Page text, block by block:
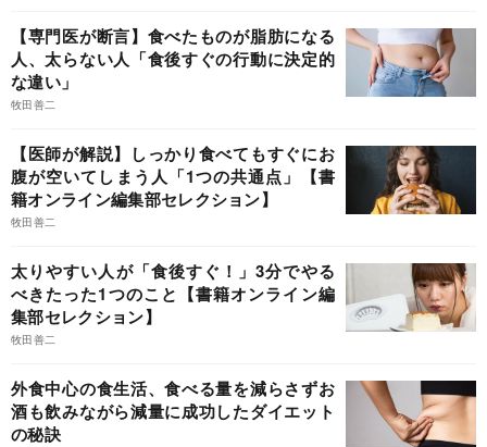
【専門医が断言】食べたものが脂肪になる
人、太らない人「食後すぐの行動に決定的
な違い」
牧田善二
【医師が解説】しっかり食べてもすぐにお
腹が空いてしまう人「1つの共通点」【書
籍オンライン編集部セレクション】
牧田善二
太りやすい人が「食後すぐ！」3分でやる
べきたった1つのこと【書籍オンライン編
集部セレクション】
牧田善二
外食中心の食生活、食べる量を減らさずお
酒も飲みながら減量に成功したダイエット
の秘訣